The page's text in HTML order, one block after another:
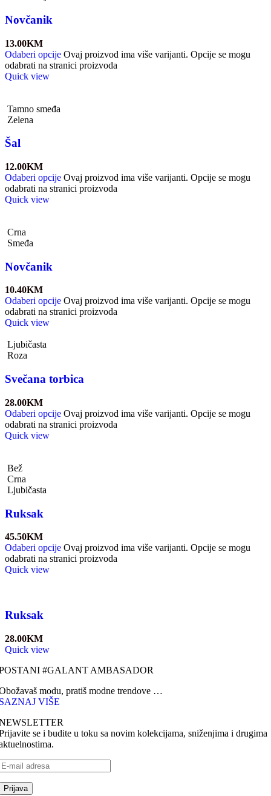
Novčanik
13.00KM
Odaberi opcije Ovaj proizvod ima više varijanti. Opcije se mogu
odabrati na stranici proizvoda
Quick view
Tamno smeđa
Zelena
Šal
12.00KM
Odaberi opcije Ovaj proizvod ima više varijanti. Opcije se mogu
odabrati na stranici proizvoda
Quick view
Crna
Smeđa
Novčanik
10.40KM
Odaberi opcije Ovaj proizvod ima više varijanti. Opcije se mogu
odabrati na stranici proizvoda
Quick view
Ljubičasta
Roza
Svečana torbica
28.00KM
Odaberi opcije Ovaj proizvod ima više varijanti. Opcije se mogu
odabrati na stranici proizvoda
Quick view
Bež
Crna
Ljubičasta
Ruksak
45.50KM
Odaberi opcije Ovaj proizvod ima više varijanti. Opcije se mogu
odabrati na stranici proizvoda
Quick view
Ruksak
28.00KM
Quick view
#GALANT AMBASADOR
modu, pratiš modne trendove …
VIŠE
se i budite u toku sa novim kolekcijama, sniženjima i drugima